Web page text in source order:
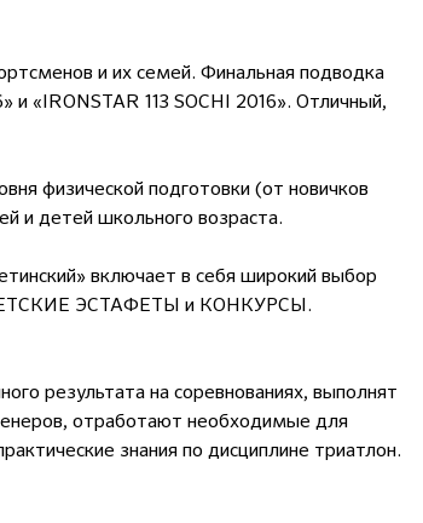
и их семей. Финальная подводка
и «IRONSTAR 113 SOCHI 2016». Отличный,
физической подготовки (от новичков
и детей школьного возраста.
включает в себя широкий выбор
ЭСТАФЕТЫ и КОНКУРСЫ.
результата на соревнованиях, выполнят
отработают необходимые для
знания по дисциплине триатлон.